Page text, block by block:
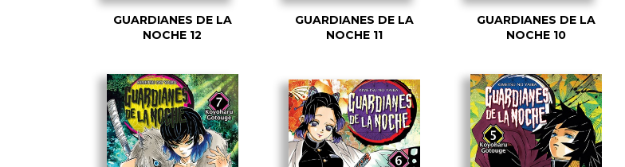
GUARDIANES DE LA
NOCHE 12
GUARDIANES DE LA
NOCHE 11
GUARDIANES DE LA
NOCHE 10